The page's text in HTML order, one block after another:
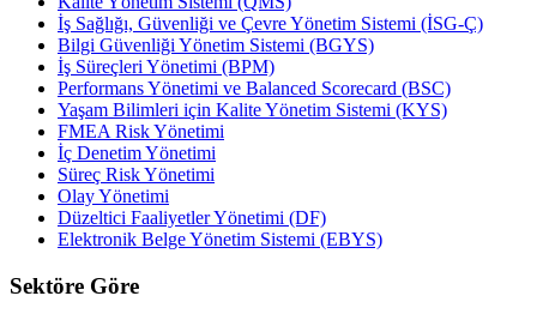
İş Sağlığı, Güvenliği ve Çevre Yönetim Sistemi (İSG-Ç)
Bilgi Güvenliği Yönetim Sistemi (BGYS)
İş Süreçleri Yönetimi (BPM)
Performans Yönetimi ve Balanced Scorecard (BSC)
Yaşam Bilimleri için Kalite Yönetim Sistemi (KYS)
FMEA Risk Yönetimi
İç Denetim Yönetimi
Süreç Risk Yönetimi
Olay Yönetimi
Düzeltici Faaliyetler Yönetimi (DF)
Elektronik Belge Yönetim Sistemi (EBYS)
Sektöre Göre